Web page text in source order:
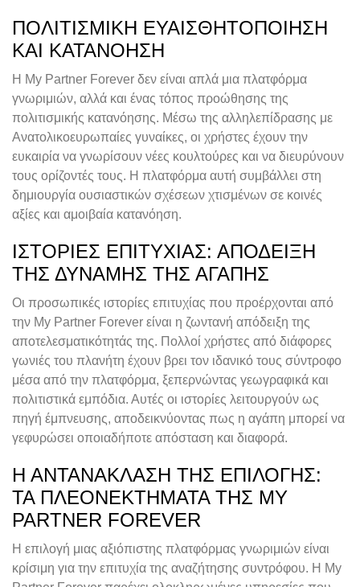
ΠΟΛΙΤΙΣΜΙΚΉ ΕΥΑΙΣΘΗΤΟΠΟΊΗΣΗ
ΚΑΙ ΚΑΤΑΝΌΗΣΗ
Η My Partner Forever δεν είναι απλά μια πλατφόρμα
γνωριμιών, αλλά και ένας τόπος προώθησης της
πολιτισμικής κατανόησης. Μέσω της αλληλεπίδρασης με
Ανατολικοευρωπαίες γυναίκες, οι χρήστες έχουν την
ευκαιρία να γνωρίσουν νέες κουλτούρες και να διευρύνουν
τους ορίζοντές τους. Η πλατφόρμα αυτή συμβάλλει στη
δημιουργία ουσιαστικών σχέσεων χτισμένων σε κοινές
αξίες και αμοιβαία κατανόηση.
ΙΣΤΟΡΊΕΣ ΕΠΙΤΥΧΊΑΣ: ΑΠΌΔΕΙΞΗ
ΤΗΣ ΔΎΝΑΜΗΣ ΤΗΣ ΑΓΆΠΗΣ
Οι προσωπικές ιστορίες επιτυχίας που προέρχονται από
την My Partner Forever είναι η ζωντανή απόδειξη της
αποτελεσματικότητάς της. Πολλοί χρήστες από διάφορες
γωνιές του πλανήτη έχουν βρει τον ιδανικό τους σύντροφο
μέσα από την πλατφόρμα, ξεπερνώντας γεωγραφικά και
πολιτιστικά εμπόδια. Αυτές οι ιστορίες λειτουργούν ως
πηγή έμπνευσης, αποδεικνύοντας πως η αγάπη μπορεί να
γεφυρώσει οποιαδήποτε απόσταση και διαφορά.
Η ΑΝΤΑΝΆΚΛΑΣΗ ΤΗΣ ΕΠΙΛΟΓΉΣ:
ΤΑ ΠΛΕΟΝΕΚΤΉΜΑΤΑ ΤΗΣ MY
PARTNER FOREVER
Η επιλογή μιας αξιόπιστης πλατφόρμας γνωριμιών είναι
κρίσιμη για την επιτυχία της αναζήτησης συντρόφου. Η My